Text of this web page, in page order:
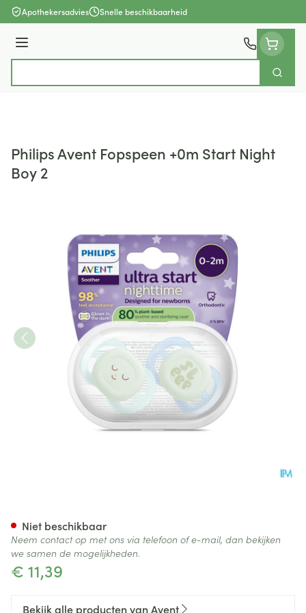
Ga naar de inhoud
Apothekersadvies Snelle beschikbaarheid
Menu
Zoek
Philips Avent Fopspeen +0m Start Night
Boy 2
€ 11,39
Niet beschikbaar
Neem contact op met ons via telefoon of e-mail, dan bekijken
we samen de mogelijkheden.
Bekijk alle producten van Avent